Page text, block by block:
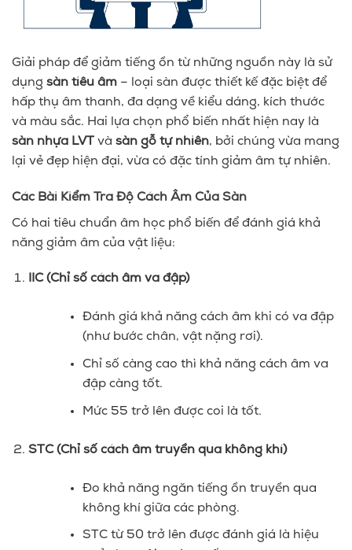
Giải pháp để giảm tiếng ồn từ những nguồn này là sử
dụng sàn tiêu âm – loại sàn được thiết kế đặc biệt để
hấp thụ âm thanh, đa dạng về kiểu dáng, kích thước
và màu sắc. Hai lựa chọn phổ biến nhất hiện nay là
sàn nhựa LVT và sàn gỗ tự nhiên, bởi chúng vừa mang
lại vẻ đẹp hiện đại, vừa có đặc tính giảm âm tự nhiên.
Các Bài Kiểm Tra Độ Cách Âm Của Sàn
Có hai tiêu chuẩn âm học phổ biến để đánh giá khả
năng giảm âm của vật liệu:
IIC (Chỉ số cách âm va đập)
Đánh giá khả năng cách âm khi có va đập
(như bước chân, vật nặng rơi).
Chỉ số càng cao thì khả năng cách âm va
đập càng tốt.
Mức 55 trở lên được coi là tốt.
STC (Chỉ số cách âm truyền qua không khí)
Đo khả năng ngăn tiếng ồn truyền qua
không khí giữa các phòng.
STC từ 50 trở lên được đánh giá là hiệu